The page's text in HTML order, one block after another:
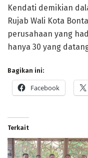
Kendati demikian
Rujab Wali Kota
perusahaan yang
hanya 30 yang
Bagikan ini:
Facebook
Terkait